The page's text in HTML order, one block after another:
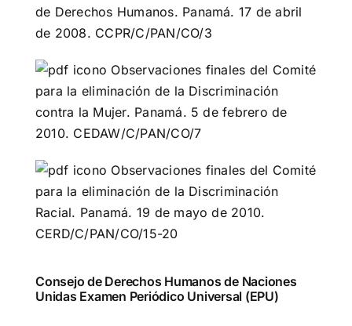
de Derechos Humanos. Panamá. 17 de abril
de 2008. CCPR/C/PAN/CO/3
Observaciones finales del Comité
para la eliminación de la Discriminación
contra la Mujer. Panamá. 5 de febrero de
2010. CEDAW/C/PAN/CO/7
Observaciones finales del Comité
para la eliminación de la Discriminación
Racial. Panamá. 19 de mayo de 2010.
CERD/C/PAN/CO/15-20
Consejo de Derechos Humanos de Naciones
Unidas Examen Periódico Universal (EPU)